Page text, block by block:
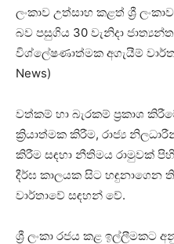
ලංකාව උත්සාහ කළත් ශ්‍රී
බව පසුගිය 30 වැනිදා
විශ්ලේෂණාත්මක අගැයීම්
News)
වත්කම් හා බැරකම් ප්‍රකාශ
ක්‍රියාත්මක කිරීම, රාජ්‍ය
කිරීම සඳහා නීතිමය රාමුවක්
දීර්ඝ කාලයක සිට හඳුනාගෙන
වාර්තාවේ සඳහන් වේ.
ශ්‍රී ලංකා රජය කළ ඉල්ලීමකට